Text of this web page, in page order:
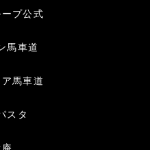
プ公式
馬車道
馬車道
スタ